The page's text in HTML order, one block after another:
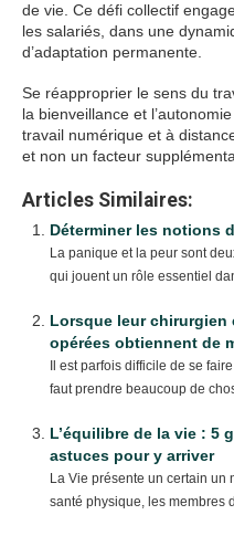
de vie. Ce défi collectif
les salariés, dans une
d’adaptation permanente.
Se réapproprier le sens du
la bienveillance et
travail numérique et à
et non un facteur
Articles Similaires:
Déterminer les notions
La panique et la peur sont
qui jouent un rôle essentiel
Lorsque leur chirurgien
opérées obtiennent de
Il est parfois difficile de se
faut prendre beaucoup de
L’équilibre de la vie : 5
astuces pour y arriver
La Vie présente un certain un
santé physique, les membres